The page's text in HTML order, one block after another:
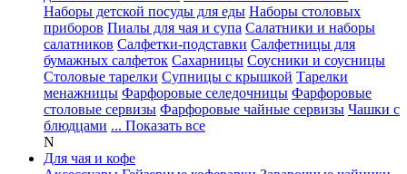
Наборы детской посуды для еды Наборы столовых
приборов Пиалы для чая и супа Салатники и наборы
салатников Салфетки-подставки Салфетницы для
бумажных салфеток Сахарницы Соусники и соусницы
Столовые тарелки Супницы с крышкой Тарелки
менажницы Фарфоровые селедочницы Фарфоровые
столовые сервизы Фарфоровые чайные сервизы Чашки с
блюдцами ... Показать все
N
Для чая и кофе